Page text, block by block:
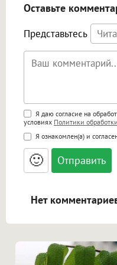
Оставьте
Представьтесь
Поддержка HTML
<b>, <strong>,
<small>, <sup>,
<blockquote>,
адреса URL
ссылками, и
Я даю согласие на
условиях Политики
Я ознакомлен(а) и
🙂
Нет